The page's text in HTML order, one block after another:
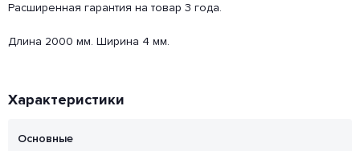
Расширенная гарантия на товар 3 года.
Длина 2000 мм. Ширина 4 мм.
Характеристики
Основные